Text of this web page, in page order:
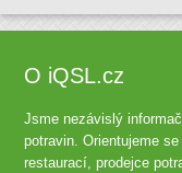
O iQSL.cz
Jsme nezávislý
potravin. Orientujeme
restaurací, prodejce